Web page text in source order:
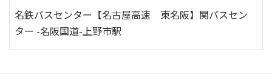
名鉄バスセンター【名古屋高速 東名阪】関バスセン
ター -名阪国道-上野市駅